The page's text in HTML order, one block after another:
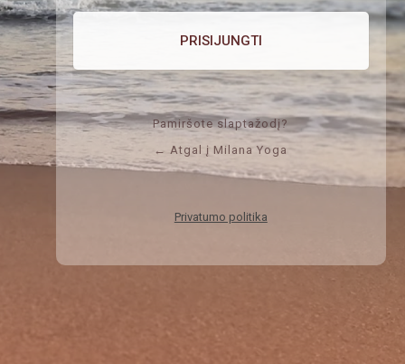
Pamiršote slaptažodį?
← Atgal į Milana Yoga
Privatumo politika